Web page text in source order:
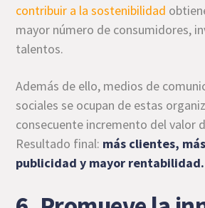
contribuir a la sostenibilidad
mayor número de consumidores,
talentos.
Además de ello, medios de
sociales se ocupan de estas
consecuente incremento del valor
Resultado final: más clientes,
publicidad y mayor rentabilidad.